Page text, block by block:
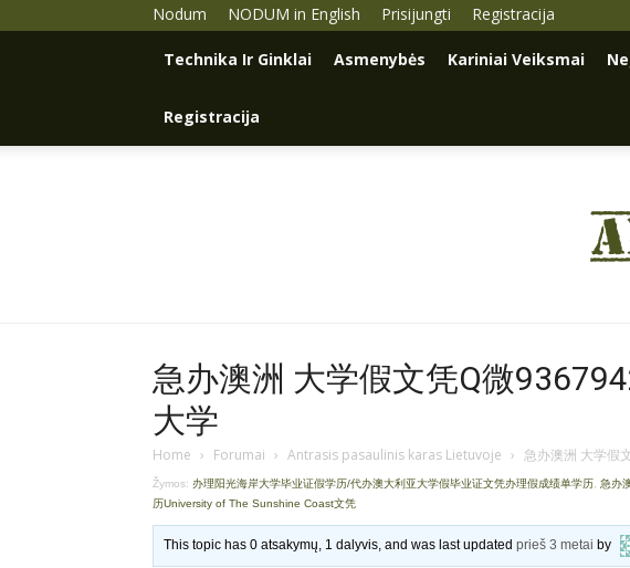
Nodum NODUM in English Prisijungti Registracija
Technika Ir Ginklai Asmenybės Kariniai Veiksmai
Registracija
急办澳洲 大学假文凭Q微
大学
Home › Forumai › Antrasis pasaulinis karas Lietuvoje › 急办澳洲 大学假
Žymos: 办理阳光海岸大学毕业证假学历/代办澳大利亚大学假毕业证文凭办理假成绩单学历 急办
历University of The Sunshine Coast文凭
This topic has 0 atsakymų, 1 dalyvis, and was last updatedprieš 3 metai by